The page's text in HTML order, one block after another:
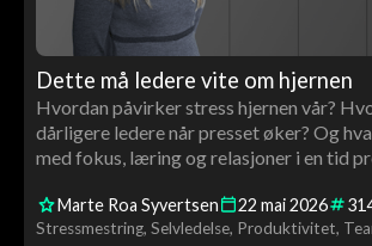
Dette må ledere vite om hjernen
Hvordan påvirker stress hjernen vår?
dårligere ledere når presset øker? Og
med fokus, læring og relasjoner i en tid
Tor Åge nevrolog og hjerneforsker Marte
til en samtale om hjernen, ledelse og
Marte Roa Syvertsen 22 mai2026
Stressmestring Selvledelse Produktivitet